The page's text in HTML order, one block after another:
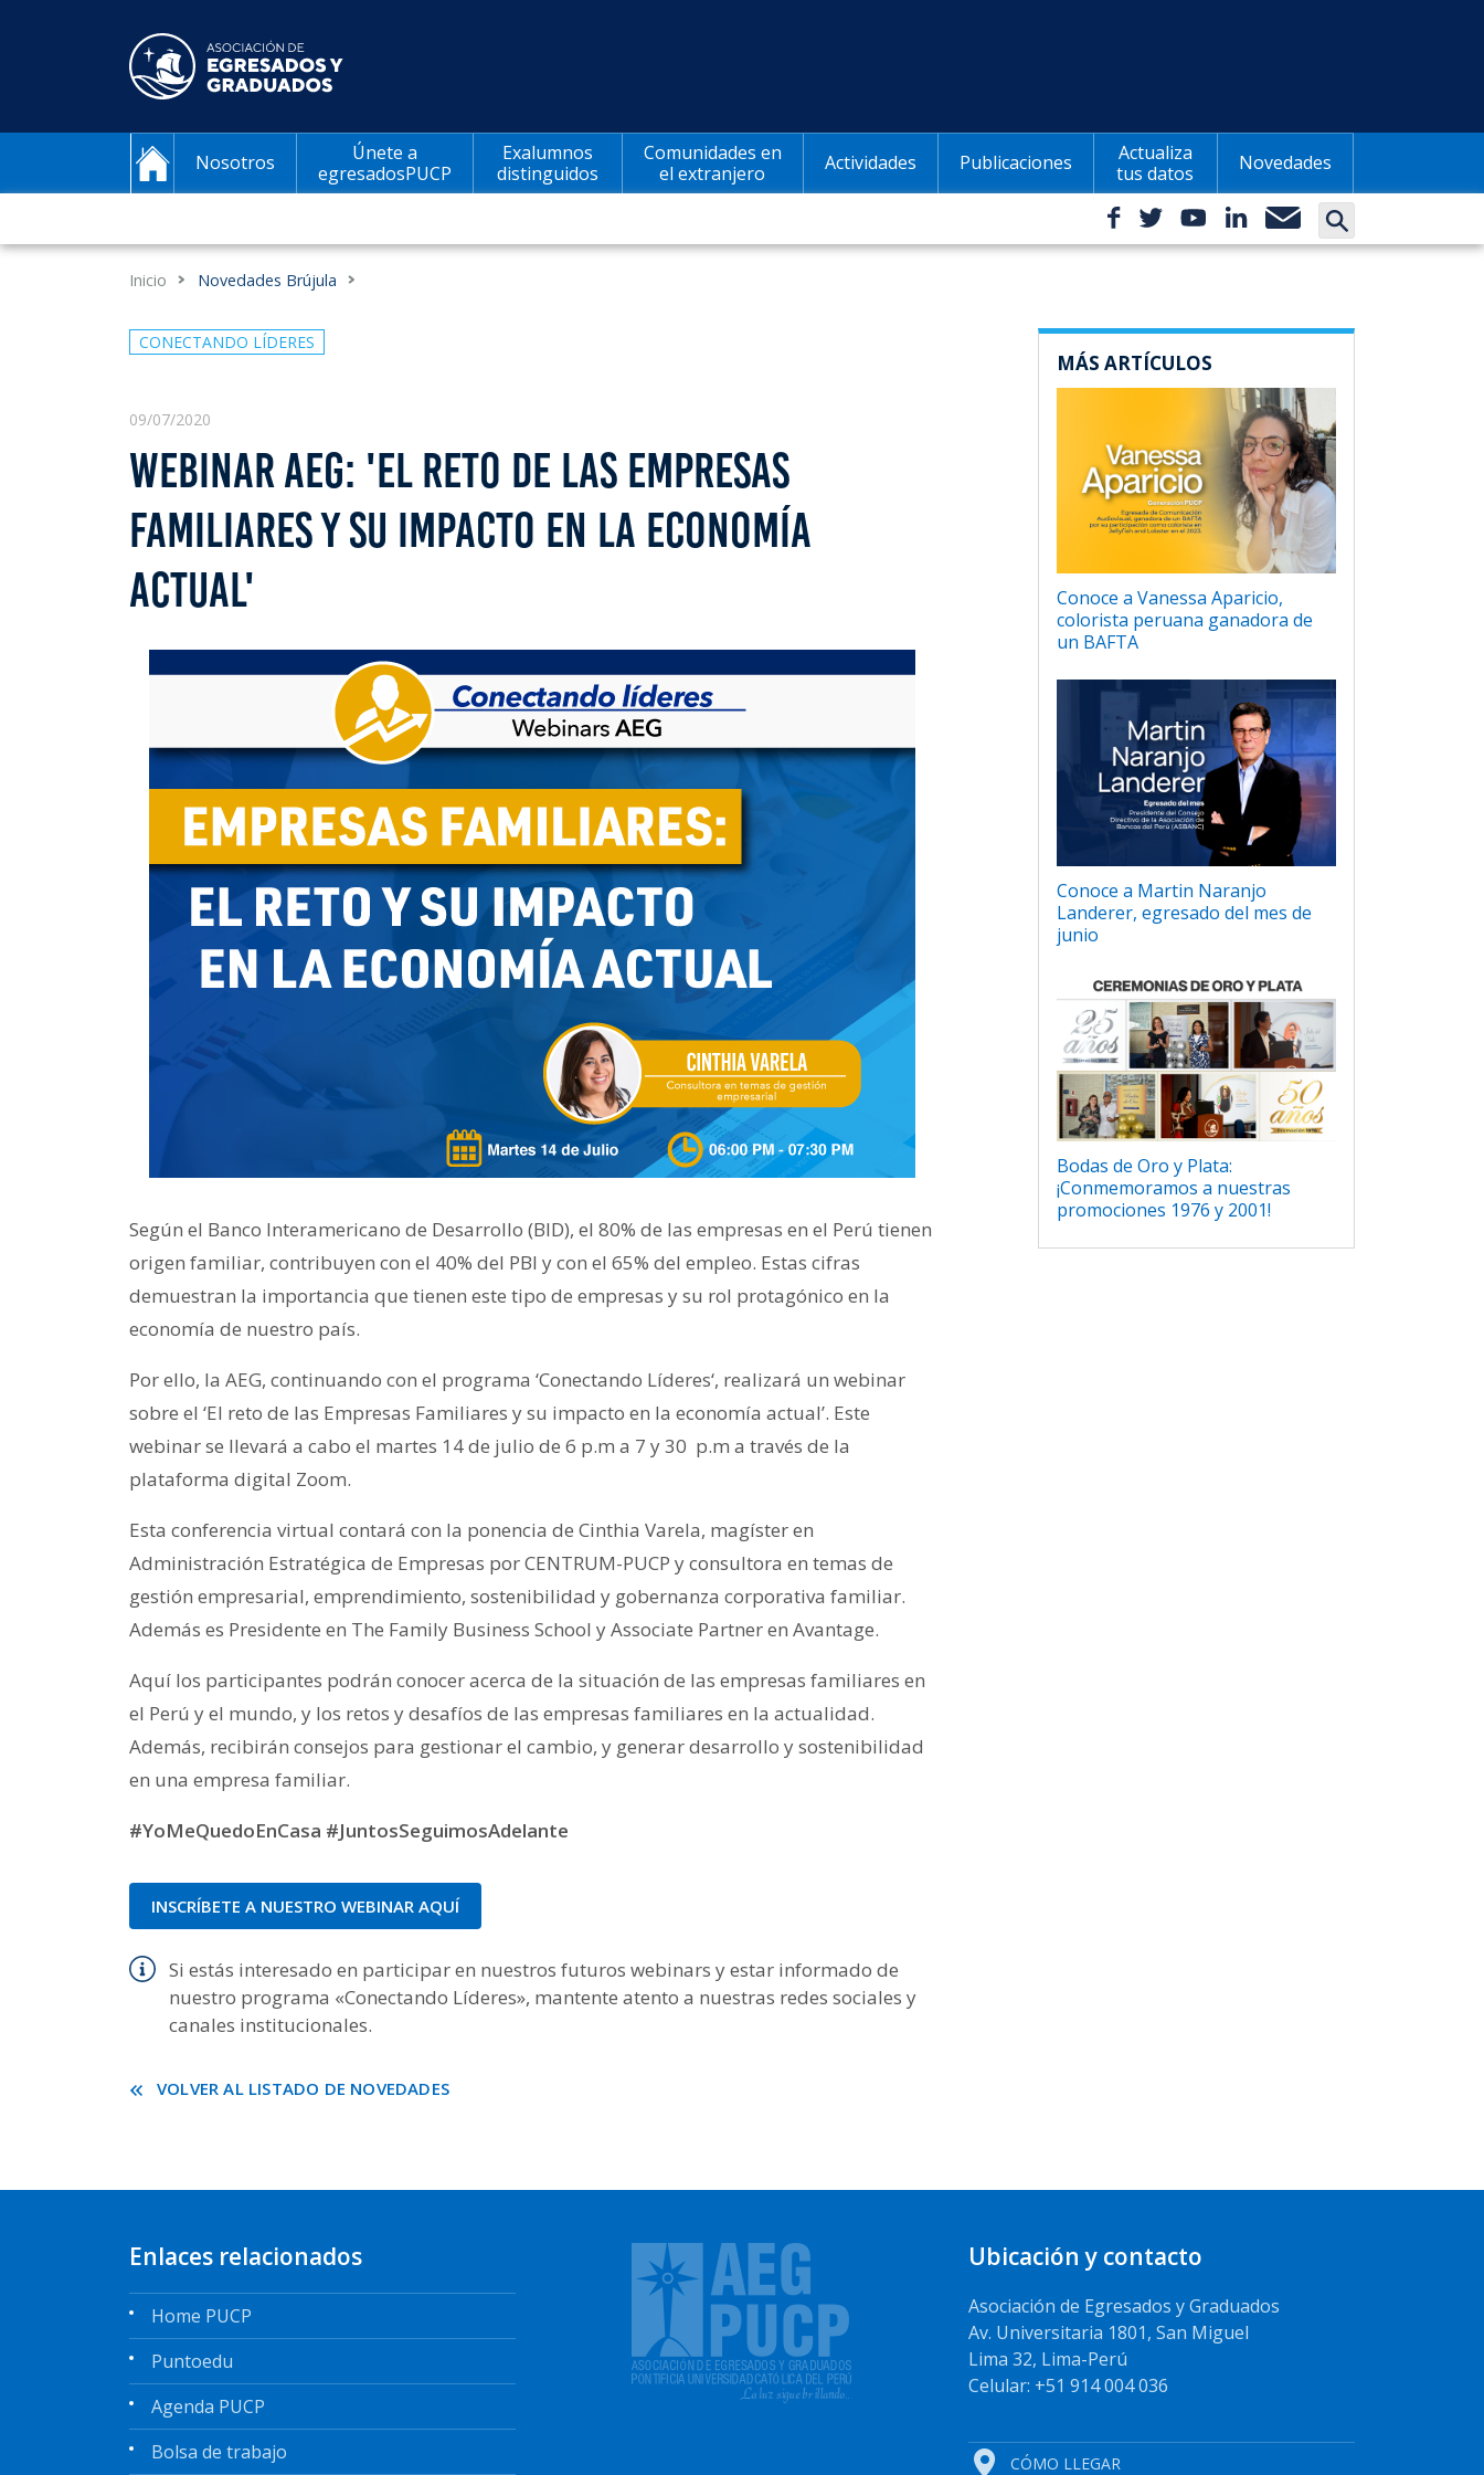
Nosotros
Únete a
egresadosPUCP
Exalumnos
distinguidos
Comunidades en
el extranjero
Actividades Publicaciones
Actualiza
tus datos
Novedades
Inicio Novedades Brújula
CONECTANDO LÍDERES
09/07/2020
WEBINAR AEG: 'EL RETO DE LAS EMPRESAS
FAMILIARES Y SU IMPACTO EN LA ECONOMÍA
ACTUAL'
Según el Banco Interamericano de Desarrollo (BID), el 80% de las empresas en el Perú tienen
origen familiar, contribuyen con el 40% del PBI y con el 65% del empleo. Estas cifras
demuestran la importancia que tienen este tipo de empresas y su rol protagónico en la
economía de nuestro país.
Por ello, la AEG, continuando con el programa ‘Conectando Líderes‘, realizará un webinar
sobre el ‘El reto de las Empresas Familiares y su impacto en la economía actual’. Este
webinar se llevará a cabo el martes 14 de julio de 6 p.m a 7 y 30 p.m a través de la
plataforma digital Zoom.
Esta conferencia virtual contará con la ponencia de Cinthia Varela, magíster en
Administración Estratégica de Empresas por CENTRUM-PUCP y consultora en temas de
gestión empresarial, emprendimiento, sostenibilidad y gobernanza corporativa familiar.
Además es Presidente en The Family Business School y Associate Partner en Avantage.
Aquí los participantes podrán conocer acerca de la situación de las empresas familiares en
el Perú y el mundo, y los retos y desafíos de las empresas familiares en la actualidad.
Además, recibirán consejos para gestionar el cambio, y generar desarrollo y sostenibilidad
en una empresa familiar.
#YoMeQuedoEnCasa #JuntosSeguimosAdelante
INSCRÍBETE A NUESTRO WEBINAR AQUÍ
Si estás interesado en participar en nuestros futuros webinars y estar informado de
nuestro programa «Conectando Líderes», mantente atento a nuestras redes sociales y
canales institucionales.
VOLVER AL LISTADO DE NOVEDADES
MÁS ARTÍCULOS
Conoce a Vanessa Aparicio,
colorista peruana ganadora de
un BAFTA
Conoce a Martin Naranjo
Landerer, egresado del mes de
junio
Bodas de Oro y Plata:
¡Conmemoramos a nuestras
promociones 1976 y 2001!
Enlaces relacionados
Home PUCP
Puntoedu
Agenda PUCP
Bolsa de trabajo
Ubicación y contacto
Asociación de Egresados y Graduados
Av. Universitaria 1801, San Miguel
Lima 32, Lima-Perú
Celular: +51 914 004 036
CÓMO LLEGAR